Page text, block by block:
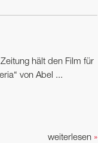
hält den Film für
von Abel ...
weiterlesen »